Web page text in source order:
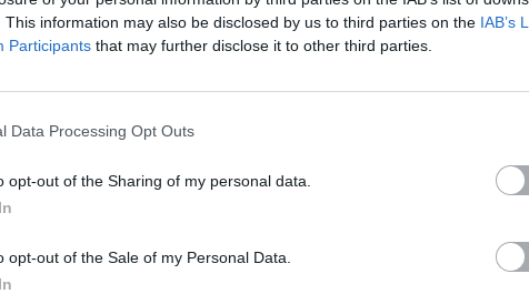
This information may also be disclosed by us to third parties on the IAB’s
Participants that may further disclose it to other third parties.
Data Processing Opt Outs
opt-out of the Sharing of my personal data.
opt-out of the Sale of my Personal Data.
létre a gigaprojekt során
is érkezhetnek olyan, már élesben
amelyek nemcsak az
hanem a látogatói élményt is
Innovációs Központ vezetője.